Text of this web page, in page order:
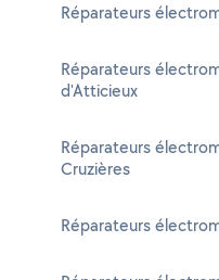
Réparateurs
Réparateurs
d'Atticieux
Réparateurs
Cruzières
Réparateurs